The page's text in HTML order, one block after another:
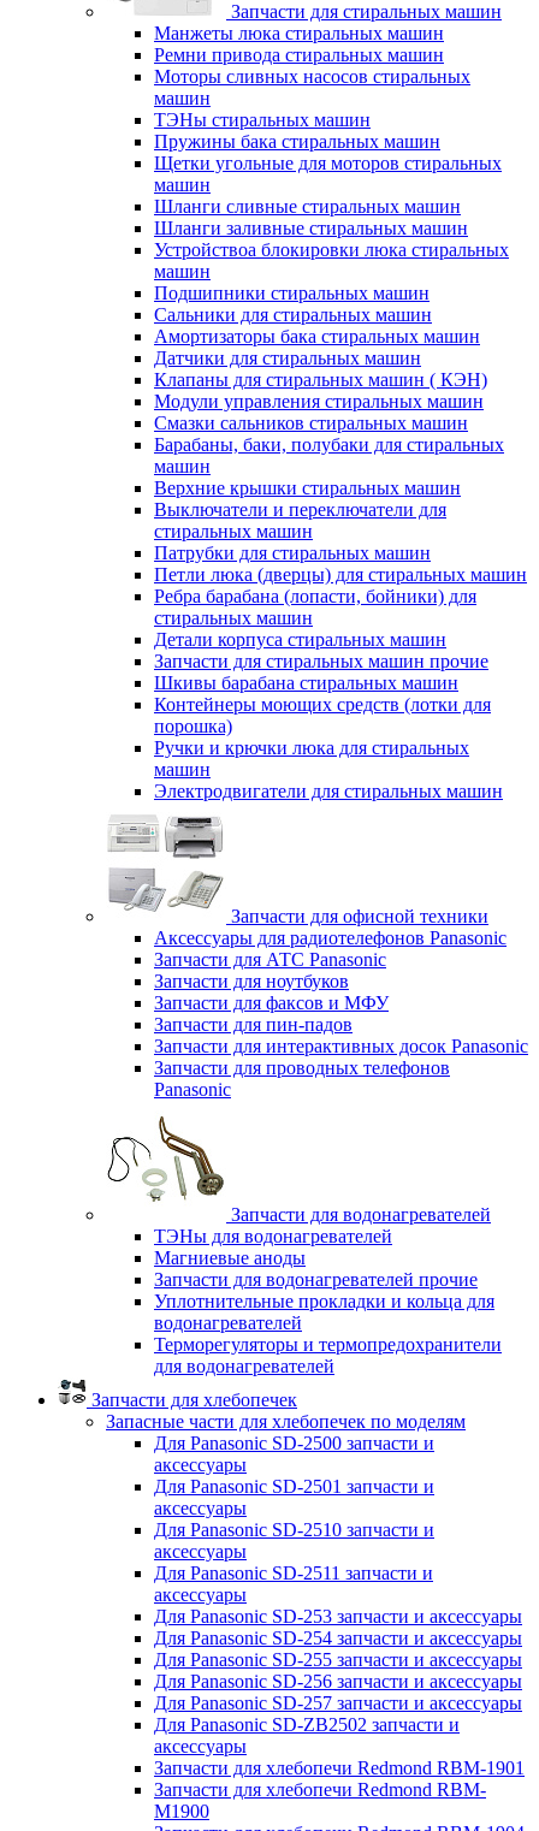
Запчасти для стиральных машин
Манжеты люка стиральных машин
Ремни привода стиральных машин
Моторы сливных насосов стиральных
машин
ТЭНы стиральных машин
Пружины бака стиральных машин
Щетки угольные для моторов стиральных
машин
Шланги сливные стиральных машин
Шланги заливные стиральных машин
Устройствоа блокировки люка стиральных
машин
Подшипники стиральных машин
Сальники для стиральных машин
Амортизаторы бака стиральных машин
Датчики для стиральных машин
Клапаны для стиральных машин ( КЭН)
Модули управления стиральных машин
Смазки сальников стиральных машин
Барабаны, баки, полубаки для стиральных
машин
Верхние крышки стиральных машин
Выключатели и переключатели для
стиральных машин
Патрубки для стиральных машин
Петли люка (дверцы) для стиральных машин
Ребра барабана (лопасти, бойники) для
стиральных машин
Детали корпуса стиральных машин
Запчасти для стиральных машин прочие
Шкивы барабана стиральных машин
Контейнеры моющих средств (лотки для
порошка)
Ручки и крючки люка для стиральных
машин
Электродвигатели для стиральных машин
Запчасти для офисной техники
Аксессуары для радиотелефонов Panasonic
Запчасти для АТС Panasonic
Запчасти для ноутбуков
Запчасти для факсов и МФУ
Запчасти для пин-падов
Запчасти для интерактивных досок Panasonic
Запчасти для проводных телефонов
Panasonic
Запчасти для водонагревателей
ТЭНы для водонагревателей
Магниевые аноды
Запчасти для водонагревателей прочие
Уплотнительные прокладки и кольца для
водонагревателей
Терморегуляторы и термопредохранители
для водонагревателей
Запчасти для хлебопечек
Запасные части для хлебопечек по моделям
Для Panasonic SD-2500 запчасти и
аксессуары
Для Panasonic SD-2501 запчасти и
аксессуары
Для Panasonic SD-2510 запчасти и
аксессуары
Для Panasonic SD-2511 запчасти и
аксессуары
Для Panasonic SD-253 запчасти и аксессуары
Для Panasonic SD-254 запчасти и аксессуары
Для Panasonic SD-255 запчасти и аксессуары
Для Panasonic SD-256 запчасти и аксессуары
Для Panasonic SD-257 запчасти и аксессуары
Для Panasonic SD-ZB2502 запчасти и
аксессуары
Запчасти для хлебопечи Redmond RBM-1901
Запчасти для хлебопечи Redmond RBM-
M1900